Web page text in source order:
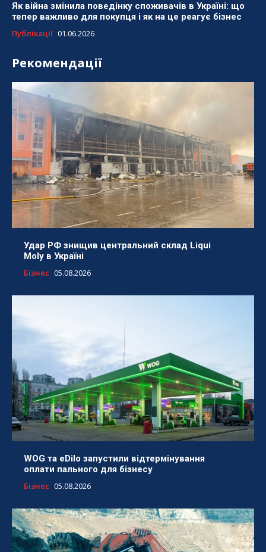
Як війна змінила поведінку споживачів в Україні: що
тепер важливо для покупця і як на це реагує бізнес
Публікації 01.06.2026
Рекомендації
Удар РФ знищив центральний склад Liqui
Moly в Україні
Бізнес 05.08.2026
WOG та eDilo запустили відтермінування
оплати пального для бізнесу
Бізнес 05.08.2026